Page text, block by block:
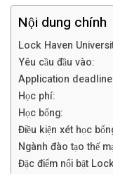
Nội dung chính
Lock Haven
Yêu cầu đầu vào:
Application
Học phí:
Học bổng:
Điều kiện xét học
Ngành đào tạo thế
Đặc điểm nổi bật